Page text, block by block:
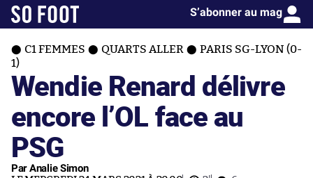
S’abonner au mag
C1 FEMMES QUARTS ALLER
PARIS SG-LYON (0-
1)
Wendie Renard délivre
encore l’OL face au
PSG
Par Analie Simon